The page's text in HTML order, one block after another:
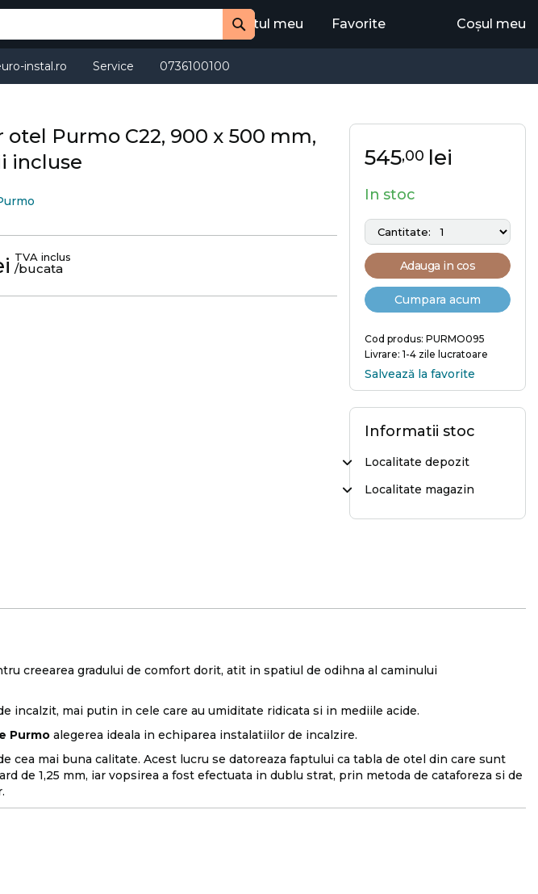
Cauta
Contul meu Favorite Coșul meu
instal.ro Service 0736100100
otel Purmo C22, 900 x 500 mm,
incluse
TVA inclus
/bucata
545,00 lei
In stoc
Adauga in cos
Cumpara acum
Cod produs: PURMO095
Livrare: 1-4 zile lucratoare
Salvează la favorite
Informatii stoc
Localitate depozit
Localitate magazin
creearea gradului de comfort dorit, atit in spatiul de odihna al caminului
incalzit, mai putin in cele care au umiditate ridicata si in mediile acide.
Purmo alegerea ideala in echiparea instalatiilor de incalzire.
mai buna calitate. Acest lucru se datoreaza faptului ca tabla de otel din care sunt
de 1,25 mm, iar vopsirea a fost efectuata in dublu strat, prin metoda de cataforeza si de